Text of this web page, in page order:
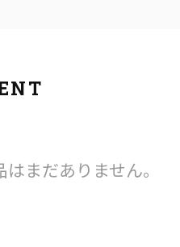
まだありません。